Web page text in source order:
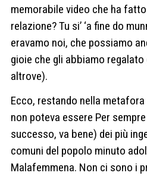
memorabile video che ha
relazione? Tu si’ ‘a fine do
eravamo noi, che possiamo
gioie che gli abbiamo
altrove).
Ecco, restando nella
non poteva essere Per
successo, va bene) dei più
comuni del popolo minuto
Malafemmena. Non ci sono i